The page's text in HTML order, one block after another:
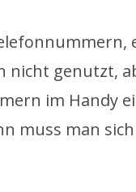
genutzt,
im Handy
muss man